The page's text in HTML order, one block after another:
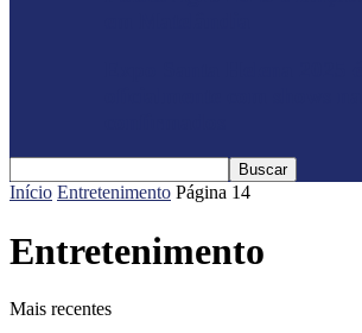
Início Entretenimento Página 14
Entretenimento
Mais recentes